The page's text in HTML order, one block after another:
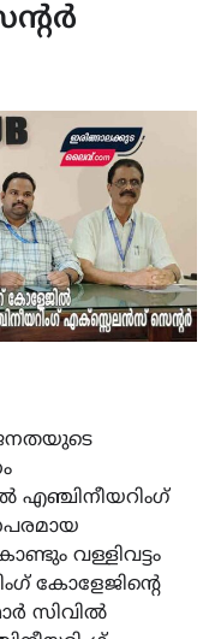
എഞ്ചിനീയറിംഗ്
വള്ളിവട്ടം
കോളേജിന്റെ
സിവിൽ